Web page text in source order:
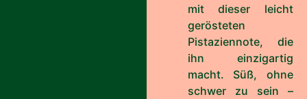
mit dieser leicht
gerösteten
Pistaziennote, die
ihn einzigartig
macht. Süß, ohne
schwer zu sein –